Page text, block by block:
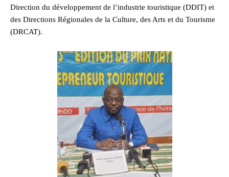
Direction du développement de l’industrie touristique (DDIT) et
des Directions Régionales de la Culture, des Arts et du Tourisme
(DRCAT).